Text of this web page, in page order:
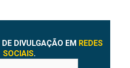
DE DIVULGAÇÃO EM REDES
SOCIAIS.